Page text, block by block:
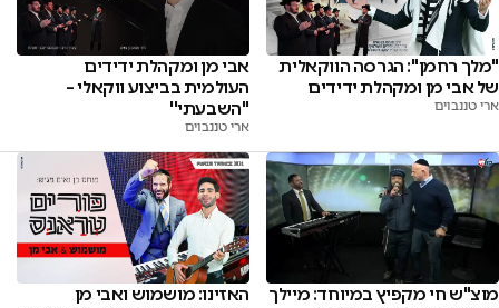
"מלך רחמן": הגרסה הווקאלית
של אבי מן ומקהלת ידידים
ארי טננבוים
אבי מן ומקהלת ידידים
העולמית בביצוע ווקאלי –
''השבעתי''
ארי טננבוים
מוצ"ש חי מקפיץ במיוחד: מיילך
האזינו: מושמוש ואבי מן